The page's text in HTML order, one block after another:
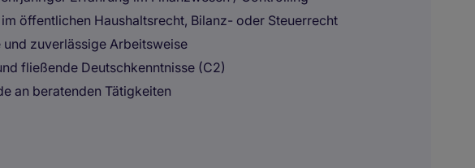
öffentlichen Haushaltsrecht, Bilanz- oder Steuerrecht
zuverlässige Arbeitsweise
fließende Deutschkenntnisse (C2)
an beratenden Tätigkeiten